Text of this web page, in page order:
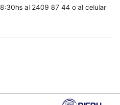
al 2409 87 44 o al celular